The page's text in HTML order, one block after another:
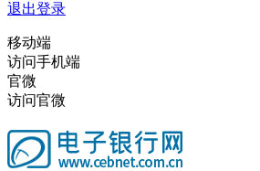
退出登录
移动端
访问手机端
官微
访问官微